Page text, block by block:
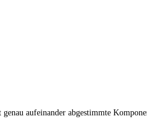
aufeinander abgestimmte